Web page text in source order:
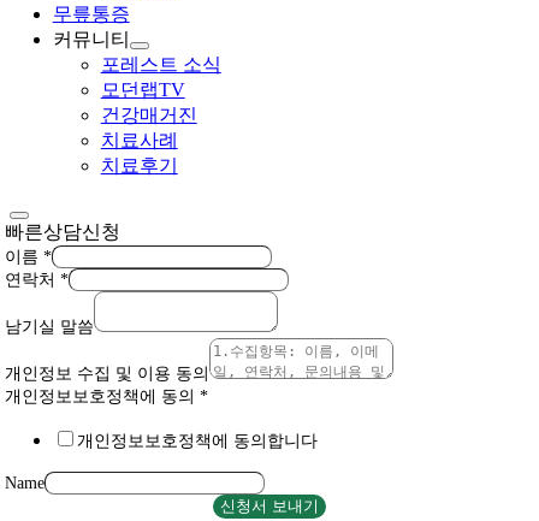
무릎통증
커뮤니티
포레스트 소식
모던랩TV
건강매거진
치료사례
치료후기
빠른상담신청
이름 *
연락처 *
남기실 말씀
개인정보 수집 및 이용 동의
개인정보보호정책에 동의 *
개인정보보호정책에 동의합니다
Name
신청서 보내기